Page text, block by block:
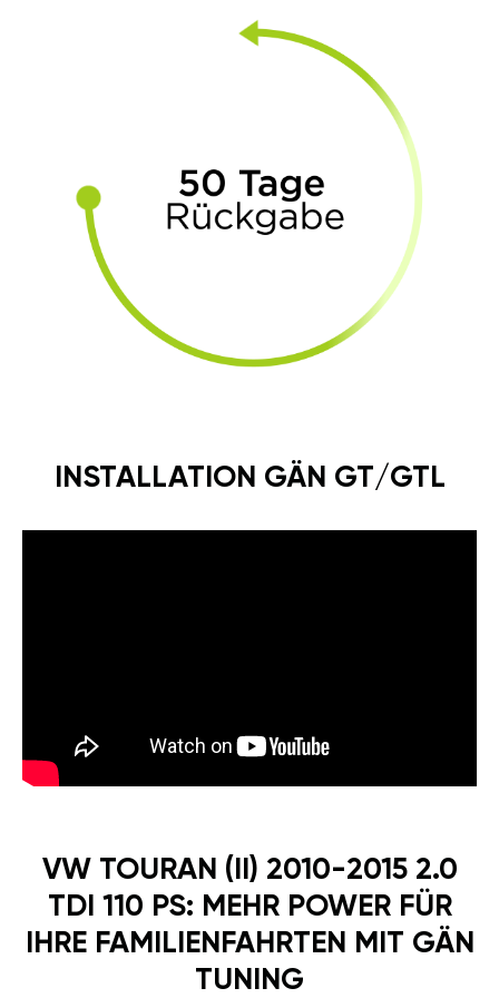
INSTALLATION GÄN GT/GTL
VW TOURAN (II) 2010-2015 2.0
TDI 110 PS: MEHR POWER FÜR
IHRE FAMILIENFAHRTEN MIT GÄN
TUNING